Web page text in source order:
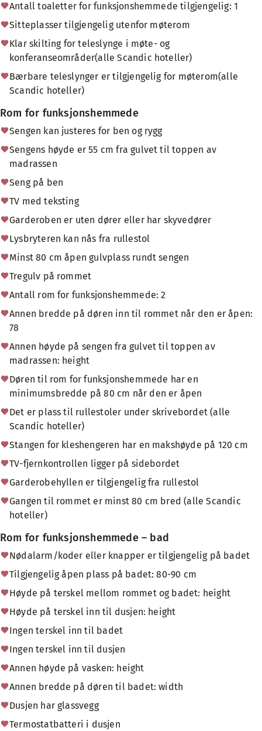
Antall toaletter for funksjonshemmede tilgjengelig: 1
Sitteplasser tilgjengelig utenfor møterom
Klar skilting for teleslynge i møte- og
konferanseområder(alle Scandic hoteller)
Bærbare teleslynger er tilgjengelig for møterom(alle
Scandic hoteller)
Rom for funksjonshemmede
Sengen kan justeres for ben og rygg
Sengens høyde er 55 cm fra gulvet til toppen av
madrassen
Seng på ben
TV med teksting
Garderoben er uten dører eller har skyvedører
Lysbryteren kan nås fra rullestol
Minst 80 cm åpen gulvplass rundt sengen
Tregulv på rommet
Antall rom for funksjonshemmede: 2
Annen bredde på døren inn til rommet når den er åpen:
78
Annen høyde på sengen fra gulvet til toppen av
madrassen: height
Døren til rom for funksjonshemmede har en
minimumsbredde på 80 cm når den er åpen
Det er plass til rullestoler under skrivebordet (alle
Scandic hoteller)
Stangen for kleshengeren har en makshøyde på 120 cm
TV-fjernkontrollen ligger på sidebordet
Garderobehyllen er tilgjengelig fra rullestol
Gangen til rommet er minst 80 cm bred (alle Scandic
hoteller)
Rom for funksjonshemmede – bad
Nødalarm/koder eller knapper er tilgjengelig på badet
Tilgjengelig åpen plass på badet: 80-90 cm
Høyde på terskel mellom rommet og badet: height
Høyde på terskel inn til dusjen: height
Ingen terskel inn til badet
Ingen terskel inn til dusjen
Annen høyde på vasken: height
Annen bredde på døren til badet: width
Dusjen har glassvegg
Termostatbatteri i dusjen